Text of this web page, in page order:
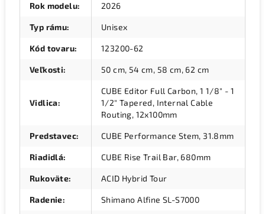
Rok modelu: 2026
Typ rámu: Unisex
Kód tovaru: 123200-62
Veľkosti: 50 cm, 54 cm, 58 cm, 62 cm
Vidlica:
CUBE Editor Full Carbon, 1 1/8" - 1
1/2" Tapered, Internal Cable
Routing, 12x100mm
Predstavec: CUBE Performance Stem, 31.8mm
Riadidlá: CUBE Rise Trail Bar, 680mm
Rukoväte: ACID Hybrid Tour
Radenie: Shimano Alfine SL-S7000